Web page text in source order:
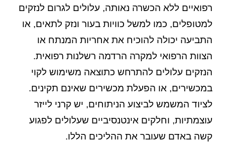
רפואיים ללא הכשרה נאותה, עלולים לגרום לנזקים
למטופלים, כמו למשל כוויות בעור ונזק לתאים, או
התביעה יכולה להוכיח את אחריות המנתח או
הצוות הרפואי למקרה הרדמה רשלנות רפואית.
הנזקים עלולים להתרחש כתוצאה משימוש לקוי
במכשירים, או הפעלת מכשירים שאינם תקינים.
לציוד המשמש לביצוע הניתוחים, יש קרני לייזר
עוצמתיות, וחלקים אינטנסיביים שעלולים לפגוע
קשה באדם שעובר את ההליכים הללו.